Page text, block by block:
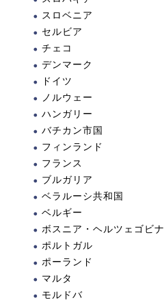
スロベニア
セルビア
チェコ
デンマーク
ドイツ
ノルウェー
ハンガリー
バチカン市国
フィンランド
フランス
ブルガリア
ベラルーシ共和国
ベルギー
ボスニア・ヘルツェゴビナ
ポルトガル
ポーランド
マルタ
モルドバ